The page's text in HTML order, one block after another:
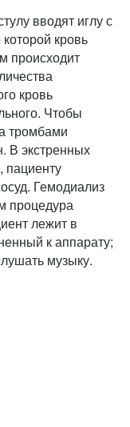
вводят иглу с
кровь
происходит
кровь
Чтобы
тромбами
В экстренных
пациенту
Гемодиализ
процедура
лежит в
к аппарату;
музыку.